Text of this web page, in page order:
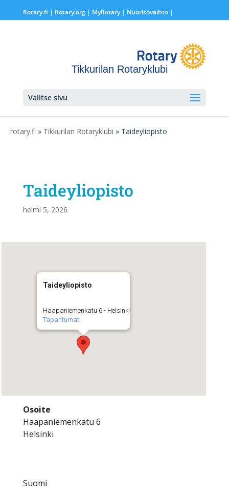
Rotary.fi | Rotary.org| MyRotary | Nuorisovaihto|
Tikkurilan Rotaryklubi
Valitse sivu
rotary.fi » Tikkurilan Rotaryklubi » Taideyliopisto
Taideyliopisto
helmi 5, 2026
Taideyliopisto
Haapaniemenkatu 6 - Helsinki
Tapahtumat
Osoite
Haapaniemenkatu 6
Helsinki
Suomi